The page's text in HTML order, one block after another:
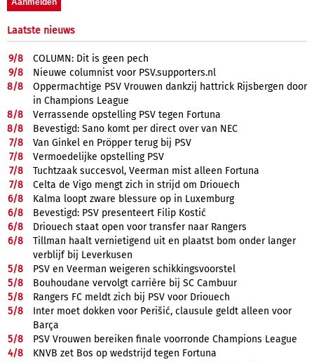
Laatste nieuws
9/8
COLUMN: Dit is geen pech
9/8
Nieuwe columnist voor PSV.supporters.nl
8/8
Oppermachtige PSV Vrouwen dankzij hattrick Rijsbergen door
in Champions League
8/8
Verrassende opstelling PSV tegen Fortuna
8/8
Bevestigd: Sano komt per direct over van NEC
7/8
Van Ginkel en Pröpper terug bij PSV
7/8
Vermoedelijke opstelling PSV
7/8
Tuchtzaak succesvol, Veerman mist alleen Fortuna
7/8
Celta de Vigo mengt zich in strijd om Driouech
6/8
Kalma loopt zware blessure op in Luxemburg
6/8
Bevestigd: PSV presenteert Filip Kostić
6/8
Driouech staat open voor transfer naar Rangers
6/8
Tillman haalt vernietigend uit en plaatst bom onder langer
verblijf bij Leverkusen
5/8
PSV en Veerman weigeren schikkingsvoorstel
5/8
Bouhoudane vervolgt carrière bij SC Cambuur
5/8
Rangers FC meldt zich bij PSV voor Driouech
5/8
Inter moet dokken voor Perišić, clausule geldt alleen voor
Barça
5/8
PSV Vrouwen bereiken finale voorronde Champions League
4/8
KNVB zet Bos op wedstrijd tegen Fortuna